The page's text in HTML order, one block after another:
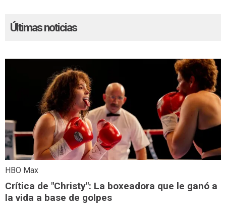
Últimas noticias
HBO Max
Crítica de "Christy": La boxeadora que le ganó a
la vida a base de golpes